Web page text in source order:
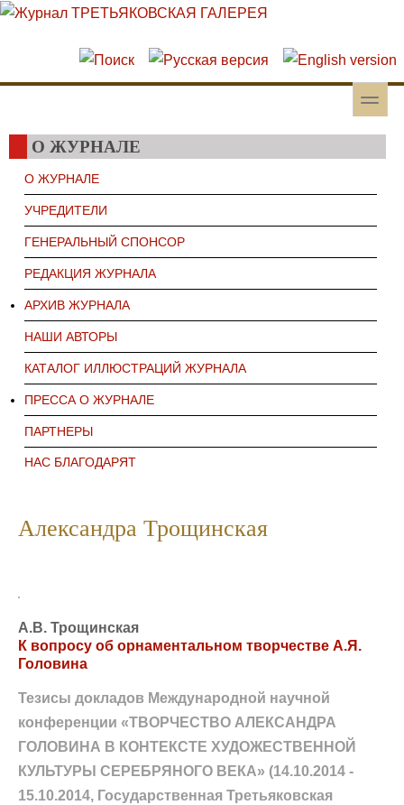
Перейти к основному содержанию
Skip to search
toggle
О ЖУРНАЛЕ
О ЖУРНАЛЕ
УЧРЕДИТЕЛИ
ГЕНЕРАЛЬНЫЙ СПОНСОР
РЕДАКЦИЯ ЖУРНАЛА
АРХИВ ЖУРНАЛА
НАШИ АВТОРЫ
КАТАЛОГ ИЛЛЮСТРАЦИЙ ЖУРНАЛА
ПРЕССА О ЖУРНАЛЕ
ПАРТНЕРЫ
НАС БЛАГОДАРЯТ
Александра Трощинская
А.В. Трощинская
К вопросу об орнаментальном творчестве А.Я.
Головина
Тезисы докладов Международной научной
конференции «ТВОРЧЕСТВО АЛЕКСАНДРА
ГОЛОВИНА В КОНТЕКСТЕ ХУДОЖЕСТВЕННОЙ
КУЛЬТУРЫ СЕРЕБРЯНОГО ВЕКА» (14.10.2014 -
15.10.2014, Государственная Третьяковская